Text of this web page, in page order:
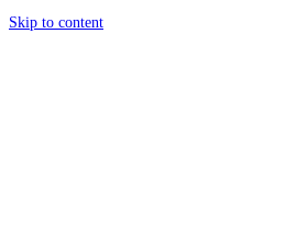
Skip to content